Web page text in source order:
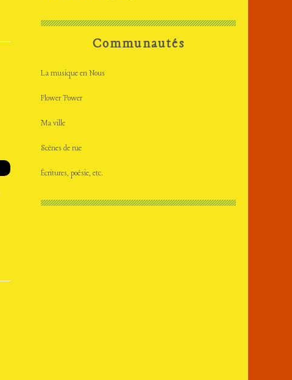
Communautés
La musique en Nous
Flower Power
Ma ville
Scènes de rue
Écritures, poésie, etc.